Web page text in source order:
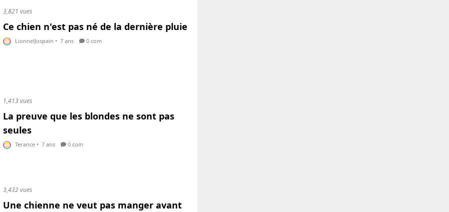
3,821 vues
Ce chien n'est pas né de la dernière pluie
LionnelJospain • 7 ans 0 com
1,413 vues
La preuve que les blondes ne sont pas
seules
Terance • 7 ans 0 com
3,432 vues
Une chienne ne veut pas manger avant